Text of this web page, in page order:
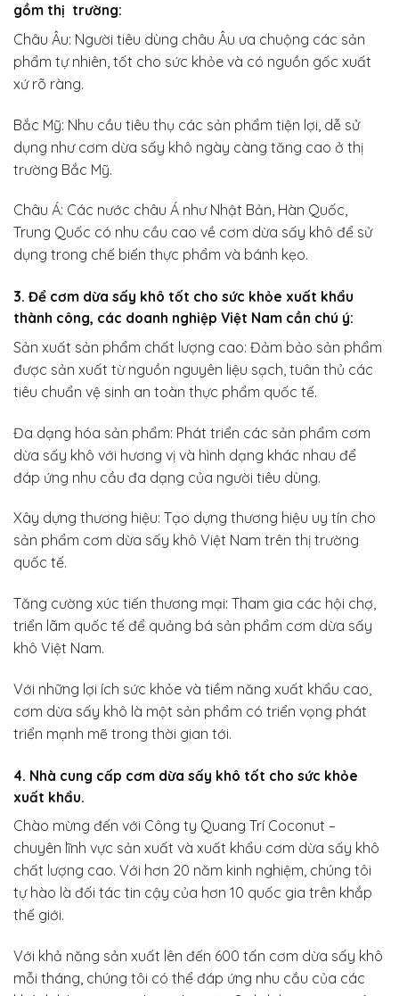
gồm thị trường:
Châu Âu: Người tiêu dùng châu Âu ưa chuộng các sản
phẩm tự nhiên, tốt cho sức khỏe và có nguồn gốc xuất
xứ rõ ràng.
Bắc Mỹ: Nhu cầu tiêu thụ các sản phẩm tiện lợi, dễ sử
dụng như cơm dừa sấy khô ngày càng tăng cao ở thị
trường Bắc Mỹ.
Châu Á: Các nước châu Á như Nhật Bản, Hàn Quốc,
Trung Quốc có nhu cầu cao về cơm dừa sấy khô để sử
dụng trong chế biến thực phẩm và bánh kẹo.
3. Để cơm dừa sấy khô tốt cho sức khỏe xuất khẩu
thành công, các doanh nghiệp Việt Nam cần chú ý:
Sản xuất sản phẩm chất lượng cao: Đảm bảo sản phẩm
được sản xuất từ nguồn nguyên liệu sạch, tuân thủ các
tiêu chuẩn vệ sinh an toàn thực phẩm quốc tế.
Đa dạng hóa sản phẩm: Phát triển các sản phẩm cơm
dừa sấy khô với hương vị và hình dạng khác nhau để
đáp ứng nhu cầu đa dạng của người tiêu dùng.
Xây dựng thương hiệu: Tạo dựng thương hiệu uy tín cho
sản phẩm cơm dừa sấy khô Việt Nam trên thị trường
quốc tế.
Tăng cường xúc tiến thương mại: Tham gia các hội chợ,
triển lãm quốc tế để quảng bá sản phẩm cơm dừa sấy
khô Việt Nam.
Với những lợi ích sức khỏe và tiềm năng xuất khẩu cao,
cơm dừa sấy khô là một sản phẩm có triển vọng phát
triển mạnh mẽ trong thời gian tới.
4. Nhà cung cấp cơm dừa sấy khô tốt cho sức khỏe
xuất khẩu.
Chào mừng đến với Công ty Quang Trí Coconut –
chuyên lĩnh vực sản xuất và xuất khẩu cơm dừa sấy khô
chất lượng cao. Với hơn 20 năm kinh nghiệm, chúng tôi
tự hào là đối tác tin cậy của hơn 10 quốc gia trên khắp
thế giới.
Với khả năng sản xuất lên đến 600 tấn cơm dừa sấy khô
mỗi tháng, chúng tôi có thể đáp ứng nhu cầu của các